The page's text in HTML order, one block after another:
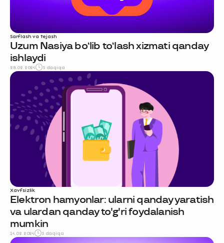
Sarflash va tejash
Uzum Nasiya bo‘lib to‘lash xizmati qanday
ishlaydi
28.02.2024 5 daqiqa
Xavfsizlik
Elektron hamyonlar: ularni qanday yaratish
va ulardan qanday to'g'ri foydalanish
mumkin
14.02.2024 5 daqiqa